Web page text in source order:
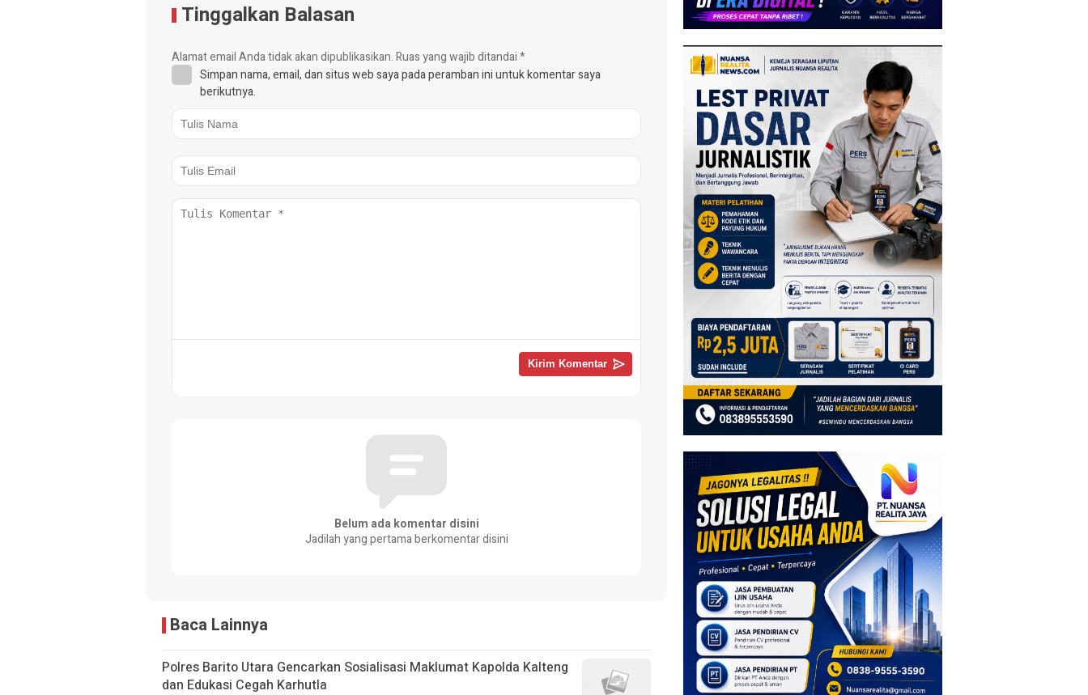
Tinggalkan Balasan
Alamat email Anda tidak akan dipublikasikan.Ruas yang wajib ditandai*
Simpan nama, email, dan situs web saya pada peramban ini untuk komentar saya
berikutnya.
Belum ada komentar disini
Jadilah yang pertama berkomentar disini
Baca Lainnya
Polres Barito Utara Gencarkan Sosialisasi Maklumat Kapolda Kalteng
dan Edukasi Cegah Karhutla